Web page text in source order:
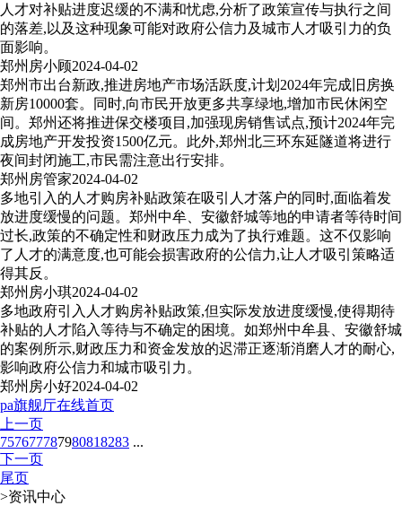
人才对补贴进度迟缓的不满和忧虑,分析了政策宣传与执行之间
的落差,以及这种现象可能对政府公信力及城市人才吸引力的负
面影响。
郑州房小顾2024-04-02
郑州市出台新政,推进房地产市场活跃度,计划2024年完成旧房换
新房10000套。同时,向市民开放更多共享绿地,增加市民休闲空
间。郑州还将推进保交楼项目,加强现房销售试点,预计2024年完
成房地产开发投资1500亿元。此外,郑州北三环东延隧道将进行
夜间封闭施工,市民需注意出行安排。
郑州房管家2024-04-02
多地引入的人才购房补贴政策在吸引人才落户的同时,面临着发
放进度缓慢的问题。郑州中牟、安徽舒城等地的申请者等待时间
过长,政策的不确定性和财政压力成为了执行难题。这不仅影响
了人才的满意度,也可能会损害政府的公信力,让人才吸引策略适
得其反。
郑州房小琪2024-04-02
多地政府引入人才购房补贴政策,但实际发放进度缓慢,使得期待
补贴的人才陷入等待与不确定的困境。如郑州中牟县、安徽舒城
的案例所示,财政压力和资金发放的迟滞正逐渐消磨人才的耐心,
影响政府公信力和城市吸引力。
郑州房小好2024-04-02
pa旗舰厅在线首页
上一页
757677787980818283 ...
下一页
尾页
>资讯中心